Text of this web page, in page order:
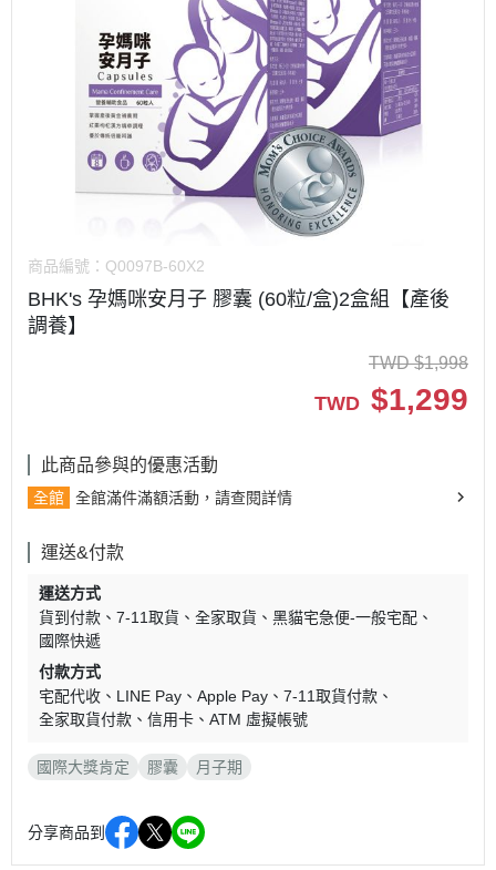
商品編號： Q0097B-60X2
BHK's 孕媽咪安月子 膠囊 (60粒/盒)2盒組【產後
調養】
TWD $1,998
TWD $1,299
此商品參與的優惠活動
全館 全館滿件滿額活動，請查閱詳情
運送&付款
運送方式
貨到付款
7-11取貨 全家取貨
黑貓宅急便-一般宅配
國際快遞
付款方式
宅配代收
LINE Pay Apple Pay
7-11取貨付款
全家取貨付款
信用卡 ATM 虛擬帳號
國際大獎肯定 膠囊 月子期
分享商品到